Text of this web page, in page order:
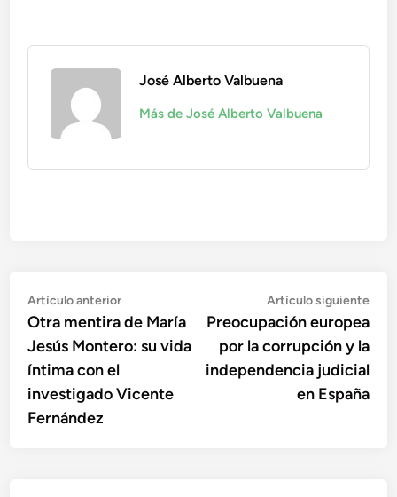
José Alberto Valbuena
Más de José Alberto Valbuena
Navegación
de
entradas
Artículo anteriorArtículo
anterior:
Otra mentira de María
Jesús Montero: su vida
íntima con el
investigado Vicente
Fernández
Artículo siguiente
Preocupación europea
por la corrupción y la
independencia judicial
en España